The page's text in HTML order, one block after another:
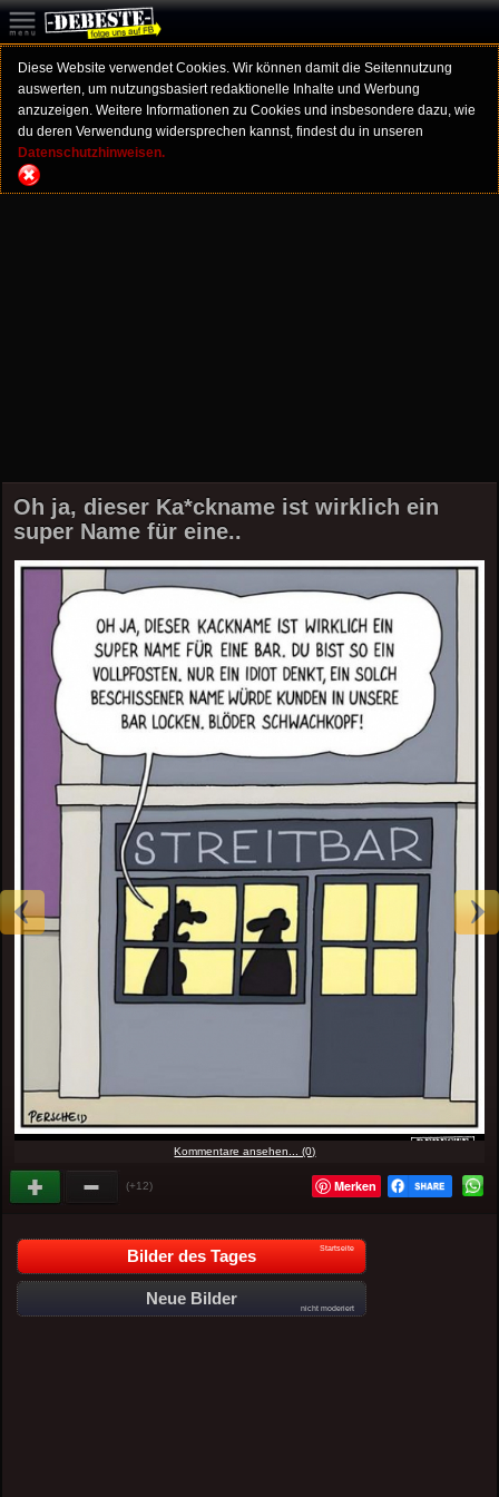
Diese Website verwendet Cookies. Wir können damit die Seitennutzung
auswerten, um nutzungsbasiert redaktionelle Inhalte und Werbung
anzuzeigen. Weitere Informationen zu Cookies und insbesondere dazu, wie
du deren Verwendung widersprechen kannst, findest du in unseren
Datenschutzhinweisen.
Oh ja, dieser Ka*ckname ist wirklich ein
super Name für eine..
Kommentare ansehen... (0)
(+12) Merken
Bilder des Tages Startseite
Neue Bilder
nicht moderiert